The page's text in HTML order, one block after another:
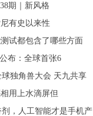
期｜新风格
有史以来性
试都包含了哪些方面
布：全球首张6
独角兽大会 天九共享
用上水滴屏但
，人工智能才是手机产